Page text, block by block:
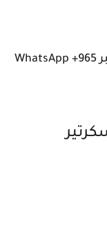
/ إرسال عبر WhatsApp +965